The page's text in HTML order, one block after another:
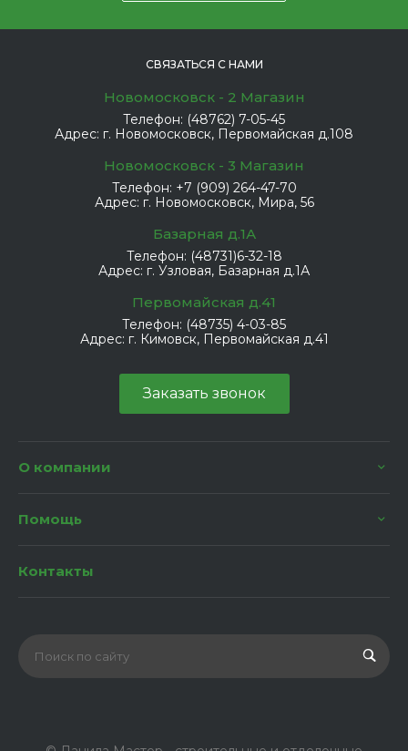
СВЯЗАТЬСЯ С НАМИ
Новомосковск - 2 Магазин
Телефон: (48762) 7-05-45
Адрес: г. Новомосковск, Первомайская д.108
Новомосковск - 3 Магазин
Телефон: +7 (909) 264-47-70
Адрес: г. Новомосковск, Мира, 56
Базарная д.1А
Телефон: (48731)6-32-18
Адрес: г. Узловая, Базарная д.1А
Первомайская д.41
Телефон: (48735) 4-03-85
Адрес: г. Кимовск, Первомайская д.41
Заказать звонок
О компании
Помощь
Контакты